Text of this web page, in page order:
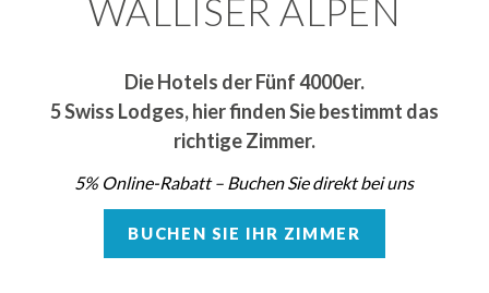
WALLISER ALPEN
Die Hotels der Fünf 4000er.
5 Swiss Lodges, hier finden Sie bestimmt das
richtige Zimmer.
5% Online-Rabatt – Buchen Sie direkt bei uns
BUCHEN SIE IHR ZIMMER